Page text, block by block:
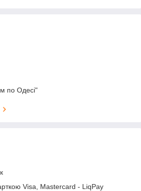
по Одесі"
Visa, Mastercard - LiqPay